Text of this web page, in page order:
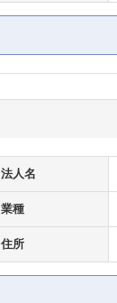
法人名
業種
住所